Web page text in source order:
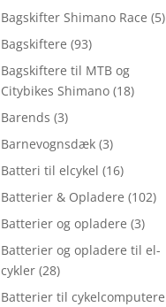
Bagskifter Shimano Race (5)
Bagskiftere (93)
Bagskiftere til MTB og
Citybikes Shimano (18)
Barends (3)
Barnevognsdæk (3)
Batteri til elcykel (16)
Batterier & Opladere (102)
Batterier og opladere (3)
Batterier og opladere til el-
cykler (28)
Batterier til cykelcomputere